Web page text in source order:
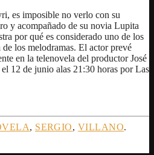
es imposible no verlo con su
y acompañado de su novia Lupita
por qué es considerado uno de los
los melodramas. El actor prevé
en la telenovela del productor José
12 de junio alas 21:30 horas por Las
, SERGIO, VILLANO.